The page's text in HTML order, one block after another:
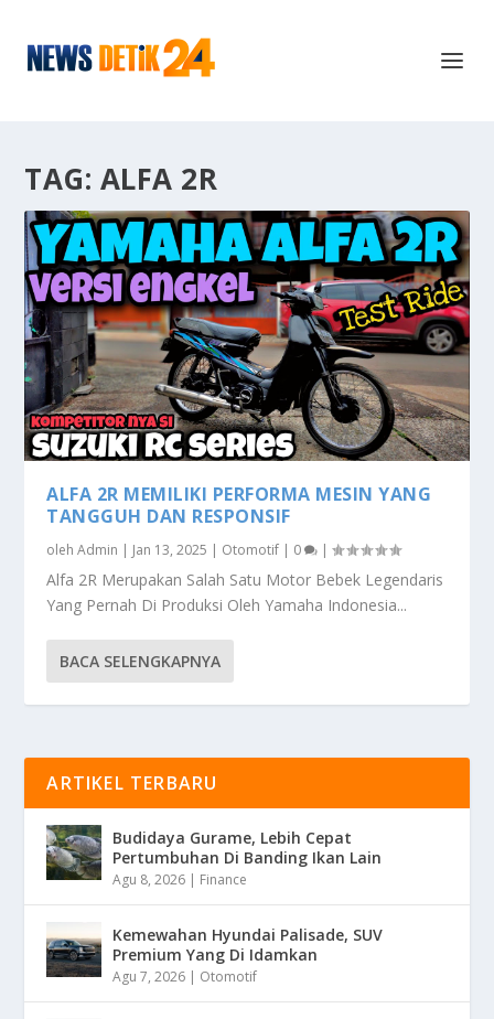
TAG: ALFA 2R
ALFA 2R MEMILIKI PERFORMA MESIN YANG
TANGGUH DAN RESPONSIF
olehAdmin | Jan 13, 2025 | Otomotif | 0 |
Alfa 2R Merupakan Salah Satu Motor Bebek Legendaris
Yang Pernah Di Produksi Oleh Yamaha Indonesia...
BACA SELENGKAPNYA
ARTIKEL TERBARU
Budidaya Gurame, Lebih Cepat
Pertumbuhan Di Banding Ikan Lain
Agu 8, 2026 | Finance
Kemewahan Hyundai Palisade, SUV
Premium Yang Di Idamkan
Agu 7, 2026 | Otomotif